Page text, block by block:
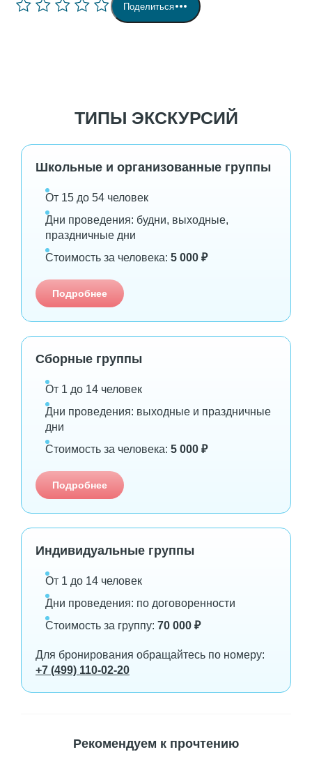
Поделиться
ТИПЫ ЭКСКУРСИЙ
Школьные и организованные группы
От 15 до 54 человек
Дни проведения: будни, выходные,
праздничные дни
Стоимость за человека: 5 000 ₽
Подробнее
Сборные группы
От 1 до 14 человек
Дни проведения: выходные и праздничные
дни
Стоимость за человека: 5 000 ₽
Подробнее
Индивидуальные группы
От 1 до 14 человек
Дни проведения: по договоренности
Стоимость за группу: 70 000 ₽
Для бронирования обращайтесь по номеру:
+7 (499) 110-02-20
Рекомендуем к прочтению